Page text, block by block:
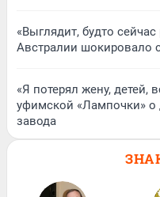
«Выглядит, будто
Австралии шокировало
«Я потерял жену, детей,
уфимской «Лампочки» о
завода